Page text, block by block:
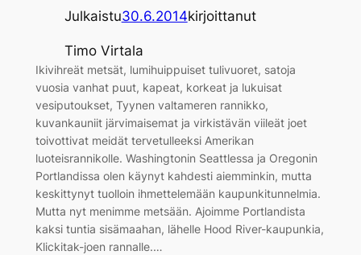
Julkaistu30.6.2014kirjoittanut
Timo Virtala
Ikivihreät metsät, lumihuippuiset tulivuoret, satoja
vuosia vanhat puut, kapeat, korkeat ja lukuisat
vesiputoukset, Tyynen valtameren rannikko,
kuvankauniit järvimaisemat ja virkistävän viileät joet
toivottivat meidät tervetulleeksi Amerikan
luoteisrannikolle. Washingtonin Seattlessa ja Oregonin
Portlandissa olen käynyt kahdesti aiemminkin, mutta
keskittynyt tuolloin ihmettelemään kaupunkitunnelmia.
Mutta nyt menimme metsään. Ajoimme Portlandista
kaksi tuntia sisämaahan, lähelle Hood River-kaupunkia,
Klickitak-joen rannalle.…